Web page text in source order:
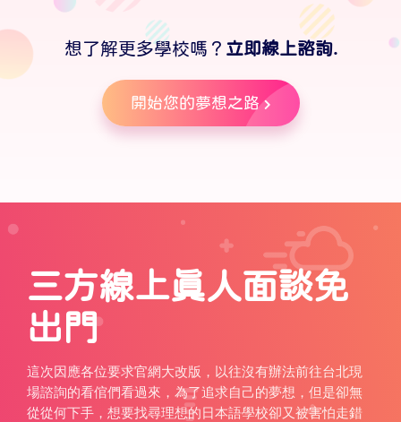
想了解更多學校嗎？ 立即線上諮詢.
開始您的夢想之路
三方線上真人面談免
出門
這次因應各位要求官網大改版，以往沒有辦法前往台北現
場諮詢的看倌們看過來，為了追求自己的夢想，但是卻無
從從何下手，想要找尋理想的日本語學校卻又被害怕走錯